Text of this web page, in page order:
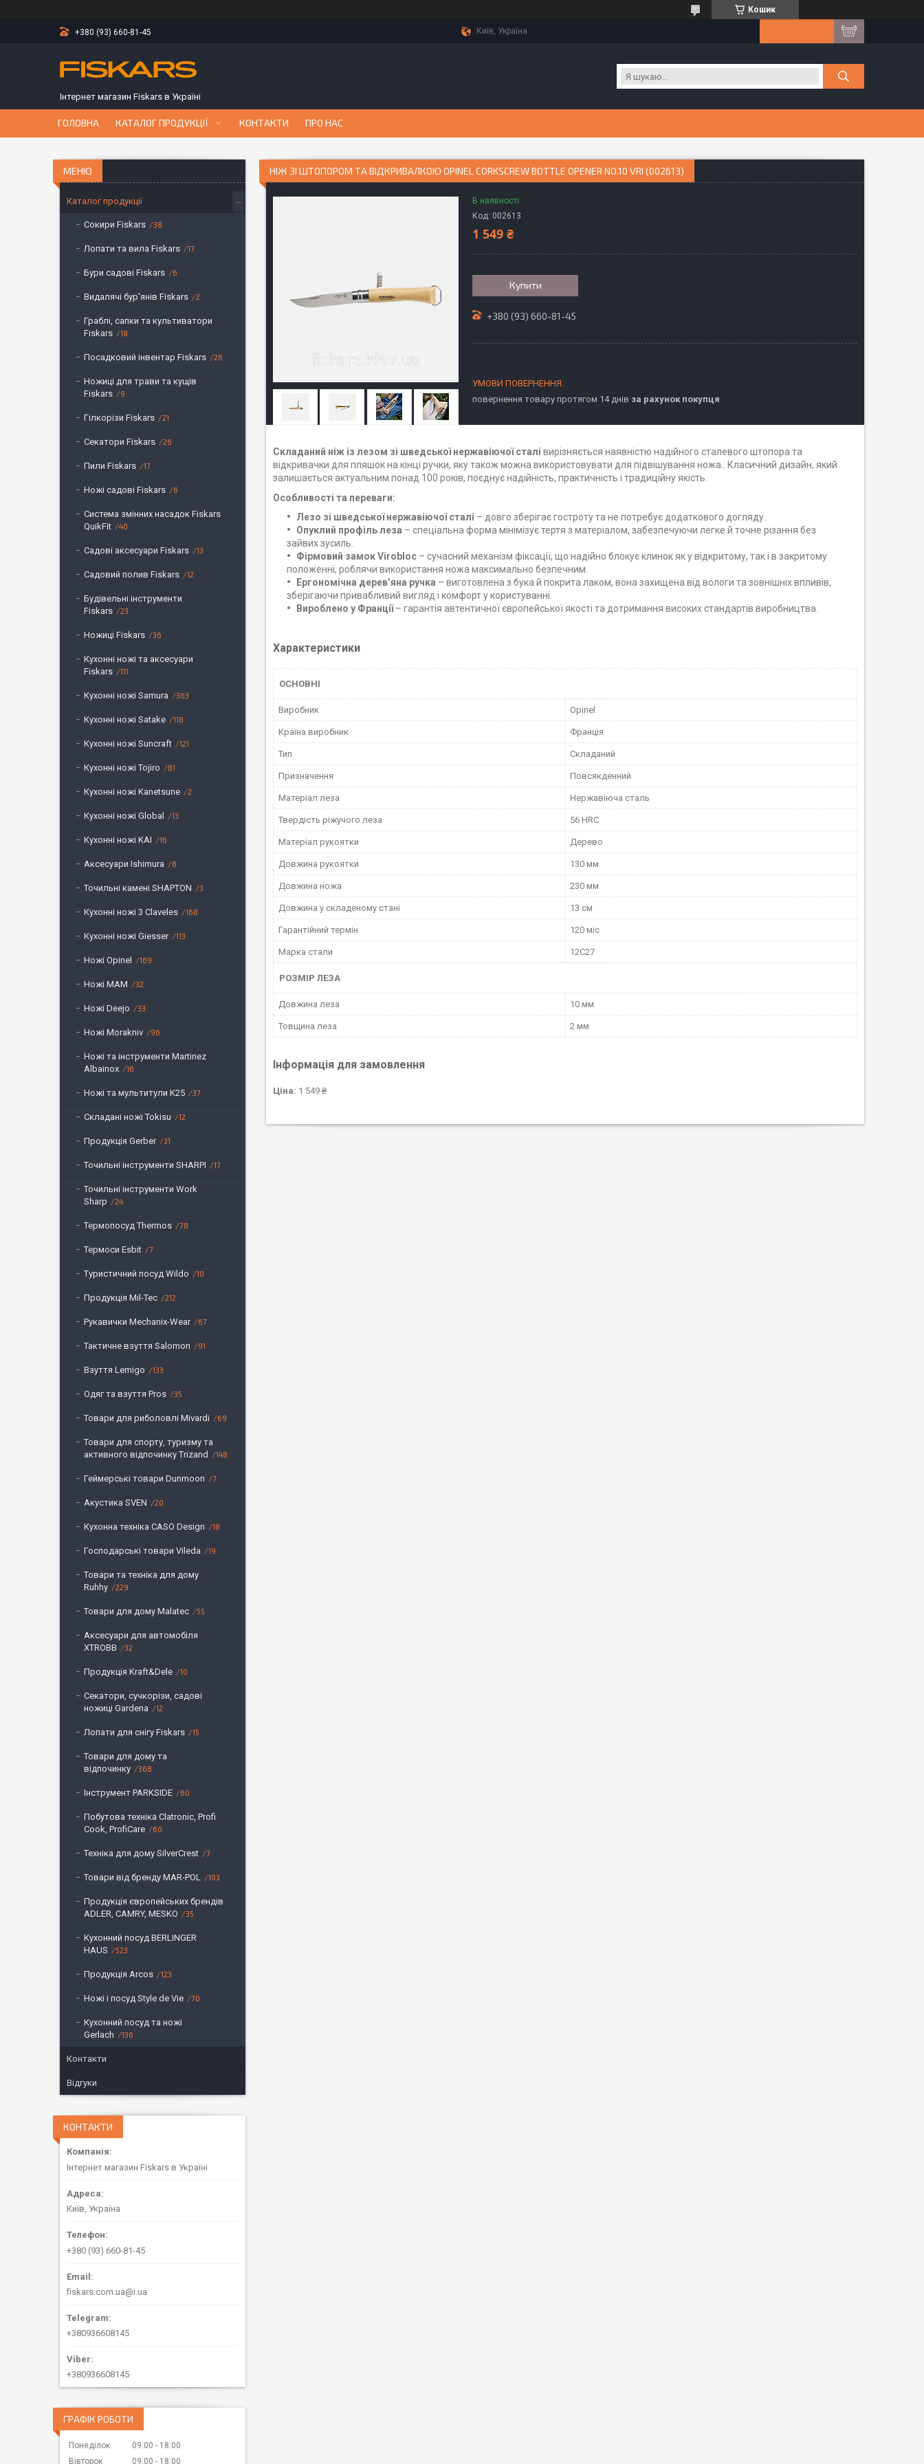
Кошик
+380 (93) 660-81-45 Київ, Україна
Інтернет магазин Fiskars в Україні
ГОЛОВНА КАТАЛОГ ПРОДУКЦІЇ КОНТАКТИ ПРО НАС
НІЖ ЗІ ШТОПОРОМ ТА ВІДКРИВАЛКОЮ OPINEL CORKSCREW BOTTLE OPENER NO.10 VRI (002613)
В наявності
Код: 002613
1 549 ₴
Купити
+380 (93) 660-81-45
повернення товару протягом 14 днів за рахунок покупця
Складаний ніж із лезом зі шведської нержавіючої сталі вирізняється наявністю надійного сталевого штопора та
відкривачки для пляшок на кінці ручки, яку також можна використовувати для підвішування ножа.. Класичний дизайн, який
залишається актуальним понад 100 років, поєднує надійність, практичність і традиційну якість.
Особливості та переваги:
Лезо зі шведської нержавіючоїсталі – довго зберігає гостроту та не потребує додаткового догляду.
Опуклий профіль леза – спеціальна форма мінімізує тертя з матеріалом, забезпечуючи легке й точне різання без
зайвих зусиль.
Фірмовий замок Virobloc – сучасний механізм фіксації, що надійно блокує клинок як у відкритому, так і в закритому
положенні, роблячи використання ножа максимально безпечним.
Ергономічна дерев’яна ручка – виготовлена з бука й покрита лаком, вона захищена від вологи та зовнішніх впливів,
зберігаючи привабливий вигляд і комфорт у користуванні.
Вироблено у Франції– гарантія автентичної європейської якості та дотримання високих стандартів виробництва.
Характеристики
ОСНОВНІ
Виробник Opinel
Країна виробник Франція
Тип Складаний
Призначення Повсякденний
Матеріал леза Нержавіюча сталь
Твердість ріжучого леза 56 HRC
Матеріал рукоятки Дерево
Довжина рукоятки 130 мм
Довжина ножа 230 мм
Довжина у складеному стані 13 см
Гарантійний термін 120 міс
Марка стали 12C27
РОЗМІР ЛЕЗА
Довжина леза 10 мм
Товщина леза 2 мм
Інформація для замовлення
Ціна: 1 549 ₴
Каталог продукції
Сокири Fiskars 38
Лопати та вила Fiskars 17
Бури садові Fiskars 6
Видалячі бур'янів Fiskars 2
Граблі, сапки та культиватори
Fiskars
18
Посадковий інвентар Fiskars 26
Ножиці для трави та кущів
Fiskars
9
Гілкорізи Fiskars 21
Секатори Fiskars 26
Пили Fiskars 17
Ножі садові Fiskars 6
Система змінних насадок Fiskars
QuikFit
40
Садові аксесуари Fiskars 13
Садовий полив Fiskars 12
Будівельні інструменти
Fiskars
23
Ножиці Fiskars 36
Кухонні ножі та аксесуари
Fiskars
111
Кухонні ножі Samura 363
Кухонні ножі Satake 118
Кухонні ножі Suncraft 121
Кухонні ножі Tojiro 81
Кухонні ножі Kanetsune 2
Кухонні ножі Global 13
Кухонні ножі KAI 16
Аксесуари Ishimura 8
Точильні камені SHAPTON 3
Кухонні ножі 3 Claveles 168
Кухонні ножі Giesser 113
Ножі Opinel 169
Ножі MAM 32
Ножі Deejo 33
Ножі Morakniv 96
Ножі та інструменти Martinez
Albainox
16
Ножі та мультитули K25 37
Складані ножі Tokisu 12
Продукція Gerber 31
Точильні інструменти SHARPI 17
Точильні інструменти Work
Sharp
24
Термопосуд Thermos 78
Термоси Esbit 7
Туристичний посуд Wildo 10
Продукція Mil-Tec 212
Рукавички Mechanix-Wear 67
Тактичне взуття Salomon 91
Взуття Lemigo 133
Одяг та взуття Pros 35
Товари для риболовлі Mivardi 69
Товари для спорту, туризму та
активного відпочинку Trizand
148
Геймерські товари Dunmoon 7
Акустика SVEN 20
Кухонна техніка CASO Design 18
Господарські товари Vileda 19
Товари та техніка для дому
Ruhhy
229
Товари для дому Malatec 55
Аксесуари для автомобіля
XTROBB
32
Продукція Kraft&Dele 10
Секатори, сучкорізи, садові
ножиці Gardena
12
Лопати для снігу Fiskars 15
Товари для дому та
відпочинку
368
Інструмент PARKSIDE 60
Побутова техніка Clatronic, Profi
Cook, ProfiCare
60
Техніка для дому SilverCrest 7
Товари від бренду MAR-POL 103
Продукція європейських брендів
ADLER, CAMRY, MESKO
35
Кухонний посуд BERLINGER
HAUS
523
Продукція Arcos 123
Ножі і посуд Style de Vie 70
Кухонний посуд та ножі
Gerlach
136
Контакти
Відгуки
КОНТАКТИ
Інтернет магазин Fiskars в Україні
Київ, Україна
+380 (93) 660-81-45
fiskars.com.ua@i.ua
+380936608145
+380936608145
ГРАФІК РОБОТИ
Понеділок 09:00
18:00
Вівторок
09:00 18:00